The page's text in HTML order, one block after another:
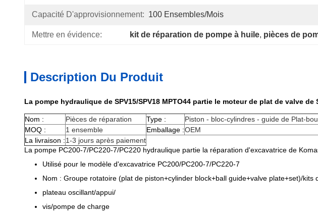
Capacité D'approvisionnement: 100 Ensembles/mois
Mettre en évidence: kit de réparation de pompe à huile, pièces de
Description Du Produit
La pompe hydraulique de SPV15/SPV18 MPTO44 partie le moteur de plat de valve de
Nom : Pièces de réparation Type :
Piston - bloc-cylindres - guide de Plat-
MOQ :
1 ensemble Emballage :OEM
La livraison :1-3 jours après paiement
La pompe PC200-7/PC220-7/PC220 hydraulique partie la réparation d'excavatrice de
Utilisé pour le modèle d'excavatrice PC200/PC200-7/PC220-7
Nom : Groupe rotatoire (plat de piston+cylinder block+ball guide+valve plate+set)/kits
plateau oscillant/appui/
vis/pompe de charge